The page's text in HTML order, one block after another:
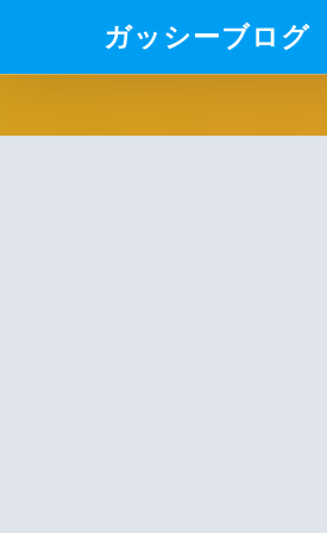
ガッシーブログ